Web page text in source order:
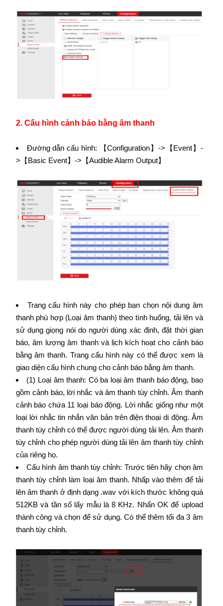
2. Cấu hình cảnh báo bằng âm thanh
Đường dẫn cấu hình: 【Configuration】->【Event】-
>【Basic Event】->【Audible Alarm Output】
Trang cấu hình này cho phép bạn chọn nội dung âm
thanh phù hợp (Loại âm thanh) theo tình huống, tải lên và
sử dụng giọng nói do người dùng xác định, đặt thời gian
báo, âm lượng âm thanh và lịch kích hoạt cho cảnh báo
bằng âm thanh. Trang cấu hình này có thể được xem là
giao diện cấu hình chung cho cảnh báo bằng âm thanh.
(1) Loại âm thanh: Có ba loại âm thanh báo động, bao
gồm cảnh báo, lời nhắc và âm thanh tùy chỉnh. Âm thanh
cảnh báo chứa 11 loại báo động. Lời nhắc giống như một
loại lời nhắc tin nhắn văn bản trên điện thoại di động. Âm
thanh tùy chỉnh có thể được người dùng tải lên. Âm thanh
tùy chỉnh cho phép người dùng tải lên âm thanh tùy chỉnh
của riêng họ.
Cấu hình âm thanh tùy chỉnh: Trước tiên hãy chọn âm
thanh tùy chỉnh làm loại âm thanh. Nhấp vào thêm để tải
lên âm thanh ở định dạng .wav với kích thước không quá
512KB và tần số lấy mẫu là 8 KHz. Nhấn OK để upload
thành công và chọn để sử dụng. Có thể thêm tối đa 3 âm
thanh tùy chỉnh.